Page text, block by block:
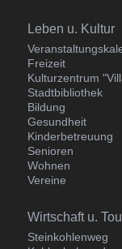
Navigation
überspringen
Leben u. Kultur
Freizeit
Kulturzentrum
Stadtbibliothek
Bildung
Gesundheit
Kinderbetreuung
Senioren
Wohnen
Vereine
Navigation
überspringen
Wirtschaft u.
Steinkohlenweg